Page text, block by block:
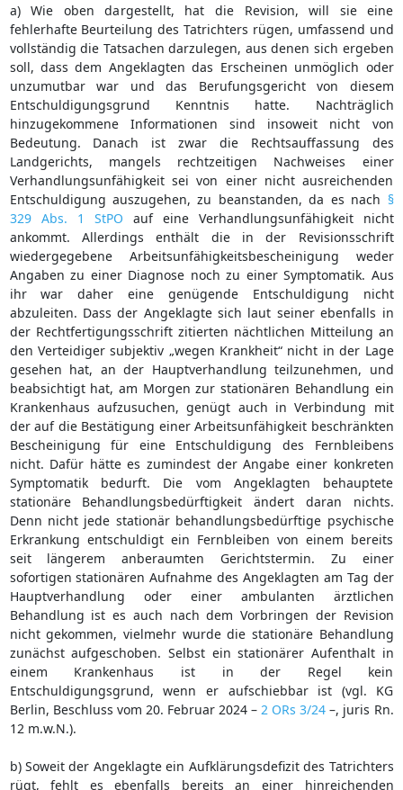
a) Wie oben dargestellt, hat die Revision, will sie eine
fehlerhafte Beurteilung des Tatrichters rügen, umfassend und
vollständig die Tatsachen darzulegen, aus denen sich ergeben
soll, dass dem Angeklagten das Erscheinen unmöglich oder
unzumutbar war und das Berufungsgericht von diesem
Entschuldigungsgrund Kenntnis hatte. Nachträglich
hinzugekommene Informationen sind insoweit nicht von
Bedeutung. Danach ist zwar die Rechtsauffassung des
Landgerichts, mangels rechtzeitigen Nachweises einer
Verhandlungsunfähigkeit sei von einer nicht ausreichenden
Entschuldigung auszugehen, zu beanstanden, da es nach §
329 Abs. 1 StPO auf eine Verhandlungsunfähigkeit nicht
ankommt. Allerdings enthält die in der Revisionsschrift
wiedergegebene Arbeitsunfähigkeitsbescheinigung weder
Angaben zu einer Diagnose noch zu einer Symptomatik. Aus
ihr war daher eine genügende Entschuldigung nicht
abzuleiten. Dass der Angeklagte sich laut seiner ebenfalls in
der Rechtfertigungsschrift zitierten nächtlichen Mitteilung an
den Verteidiger subjektiv „wegen Krankheit“ nicht in der Lage
gesehen hat, an der Hauptverhandlung teilzunehmen, und
beabsichtigt hat, am Morgen zur stationären Behandlung ein
Krankenhaus aufzusuchen, genügt auch in Verbindung mit
der auf die Bestätigung einer Arbeitsunfähigkeit beschränkten
Bescheinigung für eine Entschuldigung des Fernbleibens
nicht. Dafür hätte es zumindest der Angabe einer konkreten
Symptomatik bedurft. Die vom Angeklagten behauptete
stationäre Behandlungsbedürftigkeit ändert daran nichts.
Denn nicht jede stationär behandlungsbedürftige psychische
Erkrankung entschuldigt ein Fernbleiben von einem bereits
seit längerem anberaumten Gerichtstermin. Zu einer
sofortigen stationären Aufnahme des Angeklagten am Tag der
Hauptverhandlung oder einer ambulanten ärztlichen
Behandlung ist es auch nach dem Vorbringen der Revision
nicht gekommen, vielmehr wurde die stationäre Behandlung
zunächst aufgeschoben. Selbst ein stationärer Aufenthalt in
einem Krankenhaus ist in der Regel kein
Entschuldigungsgrund, wenn er aufschiebbar ist (vgl. KG
Berlin, Beschluss vom 20. Februar 2024 – 2 ORs 3/24 –, juris Rn.
12 m.w.N.).
b) Soweit der Angeklagte ein Aufklärungsdefizit des Tatrichters
rügt, fehlt es ebenfalls bereits an einer hinreichenden